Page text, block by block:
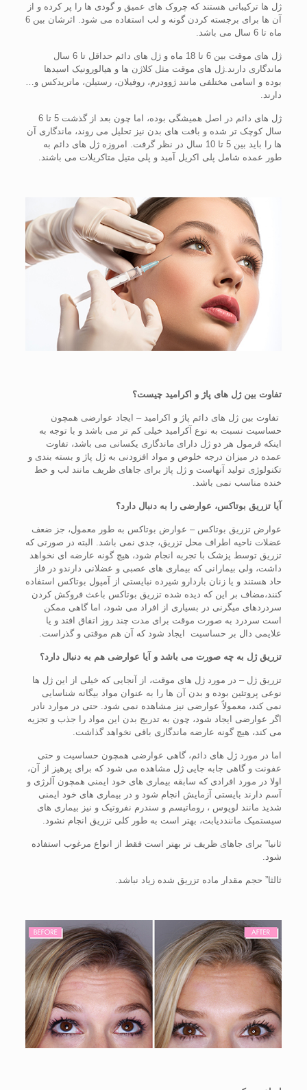
ژل ها ترکیباتی هستند که چروک های عمیق و گودی ها را پر کرده و از
آن ها برای برجسته کردن گونه و لب استفاده می شود. اثرشان بین 6
ماه تا 6 سال می باشد.
ژل های موقت بین 6 تا 18 ماه و ژل های دائم حداقل تا 6 سال
ماندگاری دارند.ژل های موقت مثل کلاژن ها و هیالورونیک اسیدها
بوده و اسامی مختلفی مانند ژوودرم، روفیلان، رستیلن، ماتریدکس و…
دارند.
ژل های دائم در اصل همیشگی بوده، اما چون بعد از گذشت 5 تا 6
سال کوچک تر شده و بافت های بدن نیز تحلیل می روند، ماندگاری آن
ها را باید بین 5 تا 10 سال در نظر گرفت. امروزه ژل های دائم به
طور عمده شامل پلی اکریل آمید و پلی متیل متاکریلات می باشند.
تفاوت بین ژل های پاژ و اکرامید چیست؟
تفاوت بین ژل های دائم پاژ و اکرامید – ایجاد عوارضی همچون
حساسیت نسبت به نوع آکرامید خیلی کم تر می باشد و با توجه به
اینکه فرمول هر دو ژل دارای ماندگاری یکسانی می باشد، تفاوت
عمده در میزان درجه خلوص و مواد افزودنی به ژل پاژ و بسته بندی و
تکنولوژی تولید آنهاست و ژل پاژ برای جاهای ظریف مانند لب و خط
خنده مناسب نمی باشد.
آیا تزریق بوتاکس، عوارضی را به دنبال دارد؟
عوارض تزریق بوتاکس – عوارض بوتاکس به طور معمول، جز ضعف
عضلات ناحیه اطراف محل تزریق، جدی نمی باشد. البته در صورتی که
تزریق توسط پزشک با تجربه انجام شود، هیچ گونه عارضه ای نخواهد
داشت، ولی بیمارانی که بیماری های عصبی و عضلانی دارندو در فاز
حاد هستند و یا زنان باردارو شیرده نبایستی از آمپول بوتاکس استفاده
کنند،مضاف بر این که دیده شده تزریق بوتاکس باعث فروکش کردن
سردردهای میگرنی در بسیاری از افراد می شود، اما گاهی ممکن
است سردرد به صورت موقت برای مدت چند روز اتفاق افتد و یا
علایمی دال بر حساسیت ایجاد شود که آن هم موقتی و گذراست.
تزریق ژل به چه صورت می باشد و آیا عوارضی هم به دنبال دارد؟
تزریق ژل – در مورد ژل های موقت، از آنجایی که خیلی از این ژل ها
نوعی پروتئین بوده و بدن آن ها را به عنوان مواد بیگانه شناسایی
نمی کند، معمولاً عوارضی نیز مشاهده نمی شود. حتی در موارد نادر
اگر عوارضی ایجاد شود، چون به تدریج بدن این مواد را جذب و تجزیه
می کند، هیچ گونه عارضه ماندگاری باقی نخواهد گذاشت.
اما در مورد ژل های دائم، گاهی عوارضی همچون حساسیت و حتی
عفونت و گاهی جابه جایی ژل مشاهده می شود که برای پرهیز از آن،
اولا در مورد افرادی که سابقه بیماری های خود ایمنی همچون آلرژی و
آسم دارند بایستی آزمایش انجام شود و در بیماری های خود ایمنی
شدید مانند لوپوس ، روماتیسم و سندرم نفروتیک و نیز بیماری های
سیستمیک ماننددیابت، بهتر است به طور کلی تزریق انجام نشود.
ثانیا” برای جاهای ظریف تر بهتر است فقط از انواع مرغوب استفاده
شود.
ثالثا” حجم مقدار ماده تزریق شده زیاد نباشد.